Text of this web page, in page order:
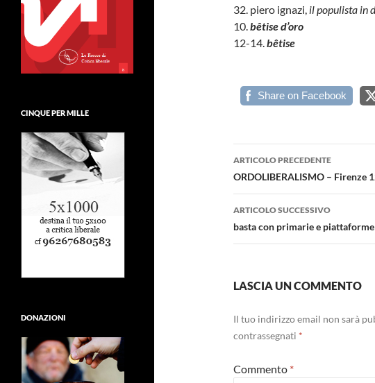
32. piero ignazi, il populista in
10.bêtise d’oro
12-14.bêtise
Share on Facebook
Navigazione
articolo
ARTICOLO PRECEDENTE
ORDOLIBERALISMO – Firenze
ARTICOLO SUCCESSIVO
basta con primarie e
LASCIA UN COMMENTO
Il tuo indirizzo email non sarà
contrassegnati *
Commento *
CINQUE PER MILLE
DONAZIONI